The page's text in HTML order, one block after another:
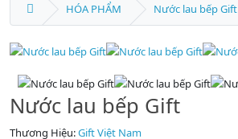
HÓA PHẨM Nước lau bếp Gift
Nước lau bếp Gift
Thương Hiệu:Gift Việt Nam